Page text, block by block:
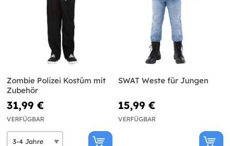
Zombie Polizei Kostüm mit
Zubehör
31,99 €
VERFÜGBAR
SWAT Weste für Jungen
15,99 €
VERFÜGBAR